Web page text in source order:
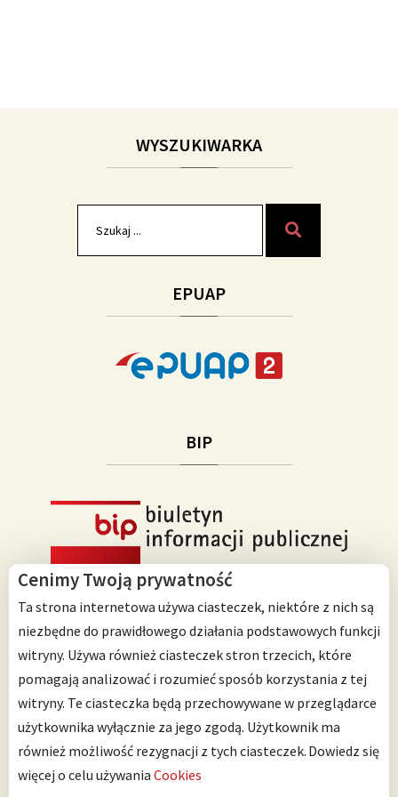
WYSZUKIWARKA
EPUAP
BIP
Przedszkole Integracyjne nr 125 im. Janusza Korczaka
ul. Ścinawska 10
53-642 Wrocław
Telefon: 71 798 67 64
Cenimy Twoją prywatność
Ta strona internetowa używa ciasteczek, niektóre z nich są
niezbędne do prawidłowego działania podstawowych funkcji
witryny. Używa również ciasteczek stron trzecich, które
pomagają analizować i rozumieć sposób korzystania z tej
witryny. Te ciasteczka będą przechowywane w przeglądarce
użytkownika wyłącznie za jego zgodą. Użytkownik ma
również możliwość rezygnacji z tych ciasteczek. Dowiedz się
więcej o celu używania Cookies